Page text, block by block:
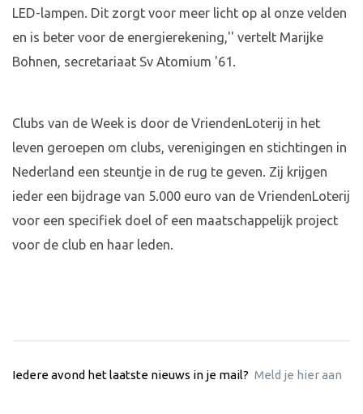
LED-lampen. Dit zorgt voor meer licht op al onze velden
en is beter voor de energierekening,'' vertelt Marijke
Bohnen, secretariaat Sv Atomium '61.
Clubs van de Week is door de VriendenLoterij in het
leven geroepen om clubs, verenigingen en stichtingen in
Nederland een steuntje in de rug te geven. Zij krijgen
ieder een bijdrage van 5.000 euro van de VriendenLoterij
voor een specifiek doel of een maatschappelijk project
voor de club en haar leden.
Iedere avond het laatste nieuws in je mail? Meld je hier aan